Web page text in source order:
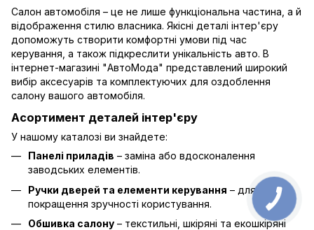
Салон автомобіля – це не лише функціональна частина, а й
відображення стилю власника. Якісні деталі інтер'єру
допоможуть створити комфортні умови під час
керування, а також підкреслити унікальність авто. В
інтернет-магазині "АвтоМода" представлений широкий
вибір аксесуарів та комплектуючих для оздоблення
салону вашого автомобіля.
Асортимент деталей інтер'єру
У нашому каталозі ви знайдете:
Панелі приладів – заміна або вдосконалення
заводських елементів.
Ручки дверей та елементи керування – для
покращення зручності користування.
Обшивка салону – текстильні, шкіряні та екошкіряні